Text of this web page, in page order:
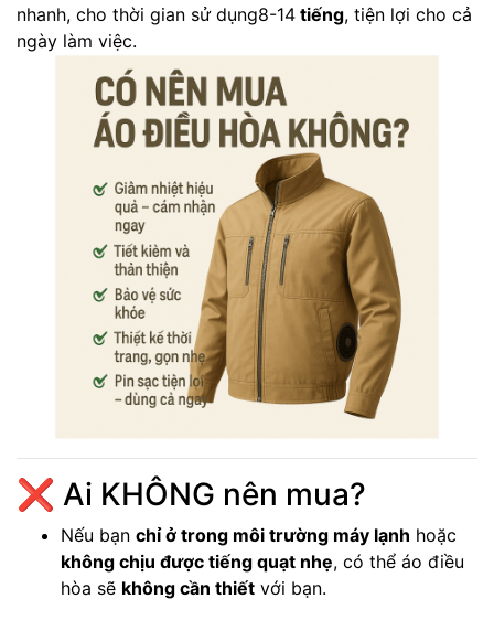
nhanh, cho thời gian sử dụng8-14 tiếng, tiện lợi cho cả
ngày làm việc.
❌ Ai KHÔNG nên mua?
Nếu bạn chỉ ở trong môi trường máy lạnh hoặc
không chịu được tiếng quạt nhẹ, có thể áo điều
hòa sẽ không cần thiết với bạn.